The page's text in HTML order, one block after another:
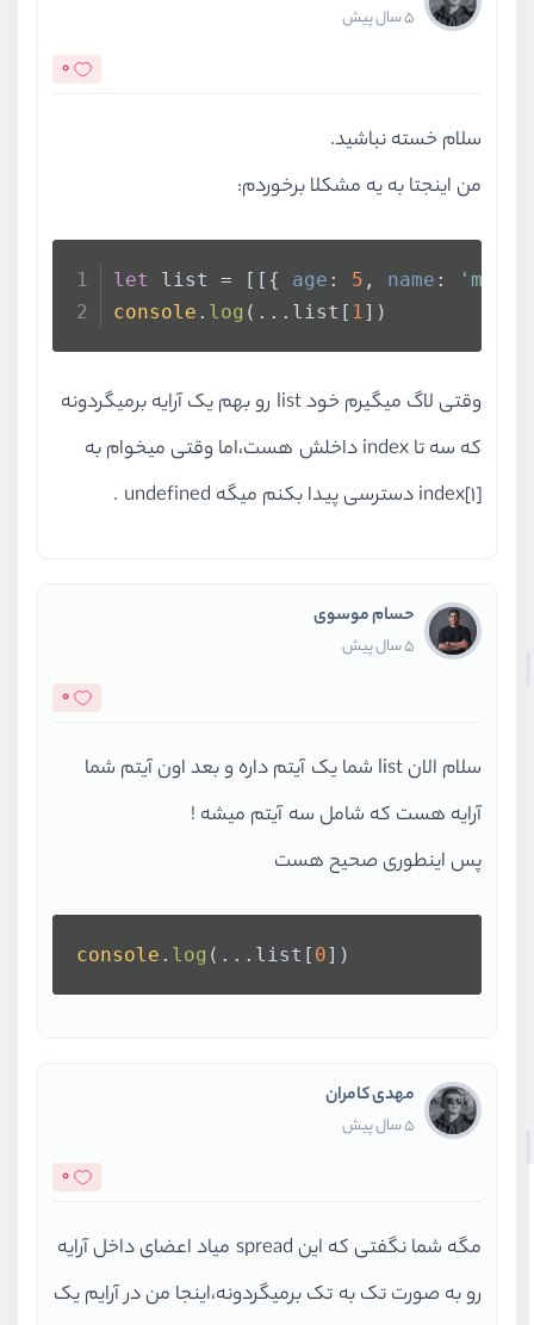
5 سال پیش
0
سلام خسته نباشید.
من اینجتا به یه مشکلا برخوردم:
let list = [[{ age : 5 , name :
console . log (...list[ 1])
وقتی لاگ میگیرم خود list رو بهم یک آرایه برمیگردونه
که سه تا index داخلش هست،اما وقتی میخوام به
index[1] دسترسی پیدا بکنم میگه undefined .
حسام موسوی
5 سال پیش
0
سلام الان list شما یک آیتم داره و بعد اون آیتم شما
آرایه هست که شامل سه آیتم میشه !
پس اینطوری صحیح هست
console . log (...list[ 0])
مهدی کامران
5 سال پیش
0
مگه شما نگفتی که این spread میاد اعضای داخل آرایه
رو به صورت تک به تک برمیگردونه،اینجا من در آرایم یک